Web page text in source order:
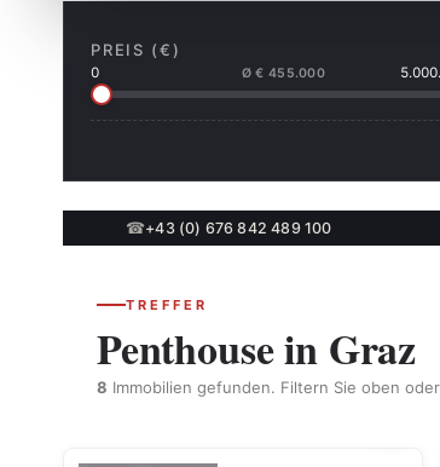
PREIS (€)
0 Ø € 455.000
☎+43 (0) 676 842 489 100
TREFFER
Penthouse in Graz
8 Immobilien gefunden. Filtern Sie oben